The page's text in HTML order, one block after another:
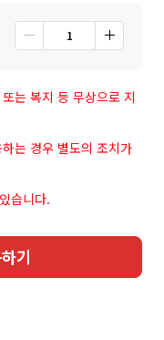
는 복지 등 무상으로 지
는 경우 별도의 조치가
습니다.
기